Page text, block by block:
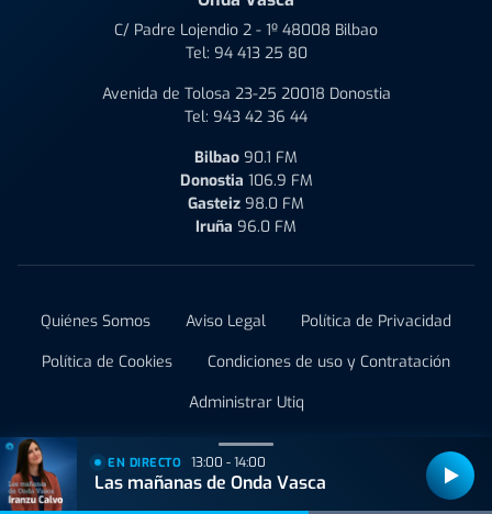
C/ Padre Lojendio 2 - 1º 48008 Bilbao
Tel: 94 413 25 80
Avenida de Tolosa 23-25 20018 Donostia
Tel: 943 42 36 44
Bilbao 90.1 FM
Donostia 106.9 FM
Gasteiz 98.0 FM
Iruña 96.0 FM
Quiénes Somos Aviso Legal
Política de Privacidad
Política de Cookies
Condiciones de uso y Contratación
Administrar Utiq
EN DIRECTO 13:00 - 14:00
Las mañanas de Onda Vasca